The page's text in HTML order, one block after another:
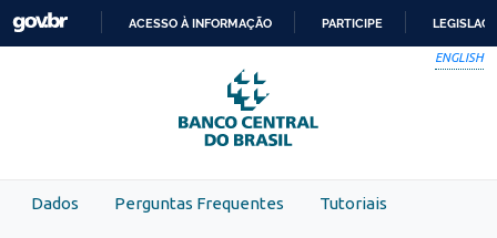
Skip to main content
PARA
O
CONTEÚDO
ACESSO À INFORMAÇÃO PARTICIPE
ENGLISH
Dados Perguntas Frequentes Tutoriais